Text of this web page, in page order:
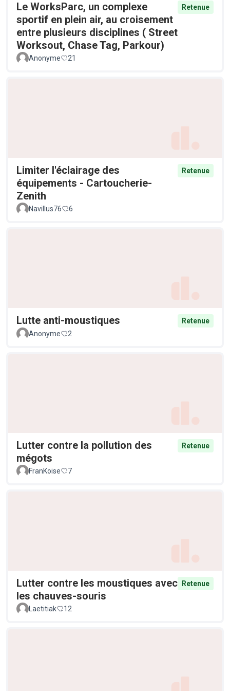
Le WorksParc, un complexe
sportif en plein air, au croisement
entre plusieurs disciplines ( Street
Worksout, Chase Tag, Parkour)
Retenue
Anonyme 21
Limiter l'éclairage des
équipements - Cartoucherie-
Zenith
Retenue
Navillus76 6
Lutte anti-moustiques
Retenue
Anonyme
2
Lutter contre la pollution des
mégots
Retenue
FranKoise 7
Lutter contre les moustiques avec
les chauves-souris
Retenue
Laetitiak 12